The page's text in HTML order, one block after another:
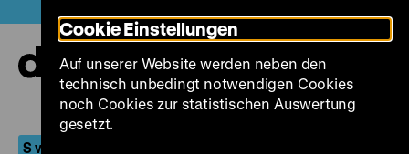
zum
Seiteninhalt
springen
S wie Sonderprogramm
Cookie Einstellungen
Auf unserer Website werden neben den
technisch unbedingt notwendigen Cookies
noch Cookies zur statistischen Auswertung
gesetzt.